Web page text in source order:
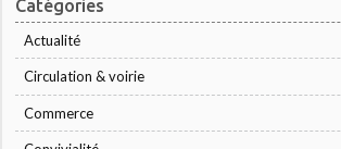
Catégories
Actualité
Circulation & voirie
Commerce